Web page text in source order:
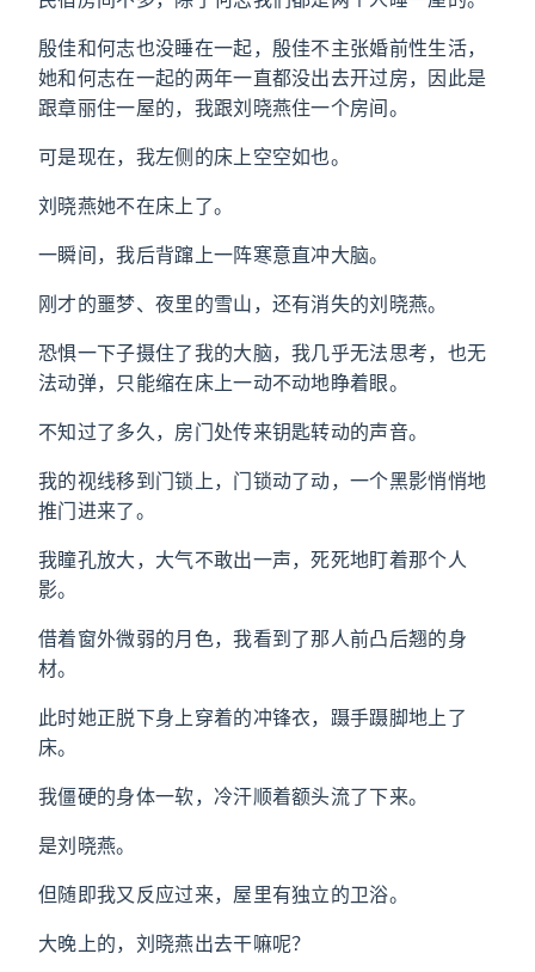
殷佳和何志也没睡在一起，殷佳不主张婚前性生活，
她和何志在一起的两年一直都没出去开过房，因此是
跟章丽住一屋的，我跟刘晓燕住一个房间。
可是现在，我左侧的床上空空如也。
刘晓燕她不在床上了。
一瞬间，我后背蹿上一阵寒意直冲大脑。
刚才的噩梦、夜里的雪山，还有消失的刘晓燕。
恐惧一下子摄住了我的大脑，我几乎无法思考，也无
法动弹，只能缩在床上一动不动地睁着眼。
不知过了多久，房门处传来钥匙转动的声音。
我的视线移到门锁上，门锁动了动，一个黑影悄悄地
推门进来了。
我瞳孔放大，大气不敢出一声，死死地盯着那个人
影。
借着窗外微弱的月色，我看到了那人前凸后翘的身
材。
此时她正脱下身上穿着的冲锋衣，蹑手蹑脚地上了
床。
我僵硬的身体一软，冷汗顺着额头流了下来。
是刘晓燕。
但随即我又反应过来，屋里有独立的卫浴。
大晚上的，刘晓燕出去干嘛呢？